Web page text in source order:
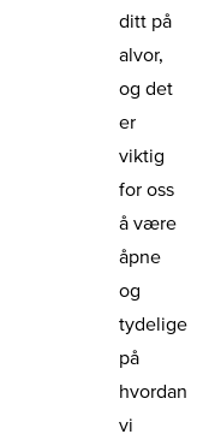
ditt på
alvor,
og det
er
viktig
for oss
å være
åpne
og
tydelige
på
hvordan
vi